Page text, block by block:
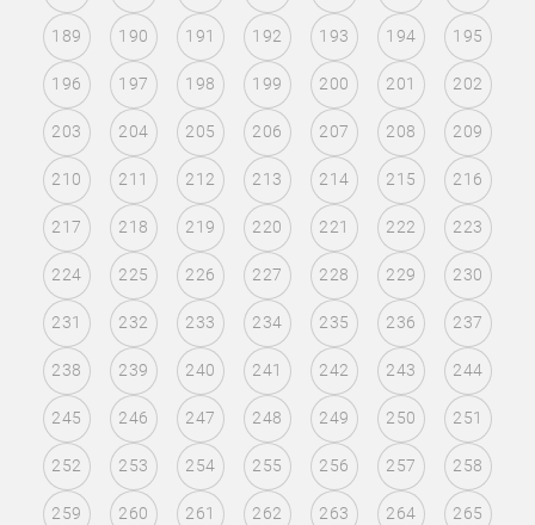
189 190 191 192 193 194 195
196 197 198 199 200 201 202
203 204 205 206 207 208 209
210 211 212 213 214 215 216
217 218 219 220 221 222 223
224 225 226 227 228 229 230
231 232 233 234 235 236 237
238 239 240 241 242 243 244
245 246 247 248 249 250 251
252 253 254 255 256 257 258
259 260 261 262 263 264 265